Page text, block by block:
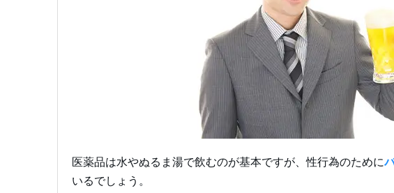
医薬品は水やぬるま湯で飲むのが基本ですが、性行為のために
いるでしょう。